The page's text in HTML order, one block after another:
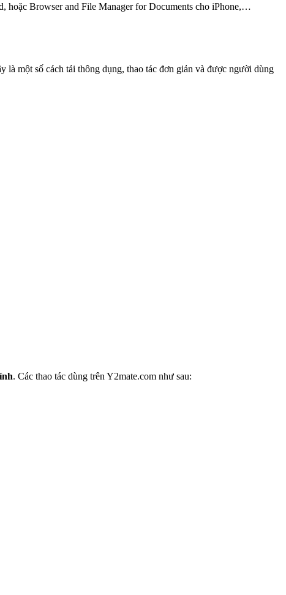
hoặc Browser and File Manager for Documents cho iPhone,…
là một số cách tải thông dụng, thao tác đơn giản và được người dùng
. Các thao tác dùng trên Y2mate.com như sau: